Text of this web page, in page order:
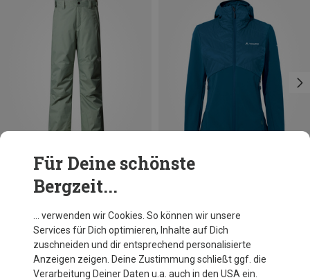
Du sparst 25%
Für Deine schönste
Bergzeit...
… verwenden wir Cookies. So können wir unsere
Services für Dich optimieren, Inhalte auf Dich
zuschneiden und dir entsprechend personalisierte
Anzeigen zeigen. Deine Zustimmung schließt ggf. die
Verarbeitung Deiner Daten u.a. auch in den USA ein.